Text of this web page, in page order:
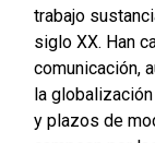
trabajo
siglo XX. Han
comunicación,
la
y plazos de